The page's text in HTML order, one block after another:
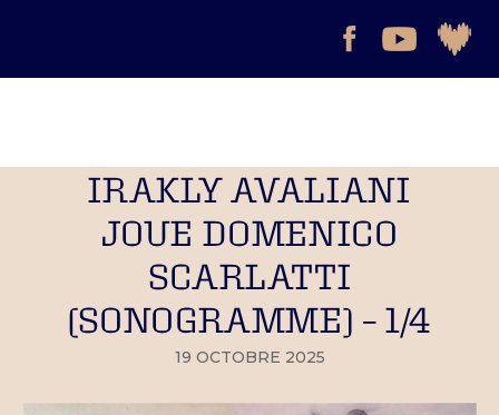
IRAKLY AVALIANI
JOUE DOMENICO
SCARLATTI
(SONOGRAMME) – 1/4
19 OCTOBRE 2025